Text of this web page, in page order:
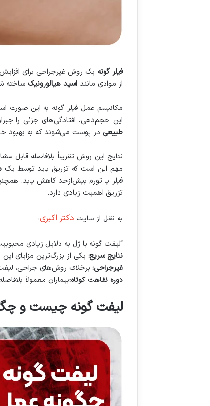
فیلر گونه یک روش غیرجراحی برای
از موادی ماننداسید هیالورونیک ساخته
مکانیسم عمل فیلر گونه به این صورت
این حجم‌دهی، افتادگی‌های جزئی را
طبیعی در پوست می‌شوند که به بهبود
نتایج این روش تقریباً بلافاصله قابل
مهم این است که تزریق باید توسط یک
فیلر یا تورم بیش‌ازحد کاهش یابد.
تزریق اهمیت زیادی دارد.
به نقل از سایت دکتر اکبری:
“لیفت گونه با ژل به دلایل زیادی
نتایج سریع: یکی از بزرگ‌ترین مزایای
غیرجراحی: برخلاف روش‌های جراحی،
دوره نقاهت کوتاه:بیماران معمولاً
لیفت گونه چیست و